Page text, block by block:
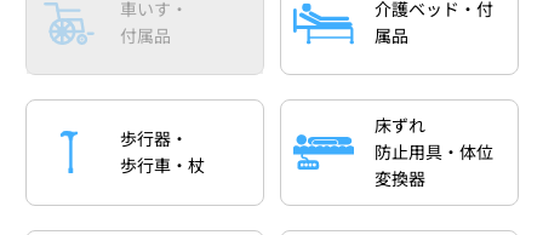
車いす・
付属品
介護ベッド・付
属品
歩行器・
歩行車・杖
床ずれ
防止用具・体位
変換器